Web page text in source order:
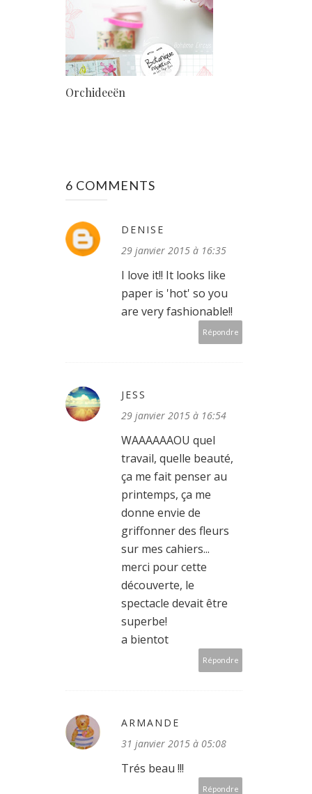
Orchideeën
6 COMMENTS
DENISE
29 janvier 2015 à 16:35
I love it!! It looks like
paper is 'hot' so you
are very fashionable!!
Répondre
JESS
29 janvier 2015 à 16:54
WAAAAAAOU quel
travail, quelle beauté,
ça me fait penser au
printemps, ça me
donne envie de
griffonner des fleurs
sur mes cahiers...
merci pour cette
découverte, le
spectacle devait être
superbe!
a bientot
Répondre
ARMANDE
31 janvier 2015 à 05:08
Trés beau !!!
Répondre